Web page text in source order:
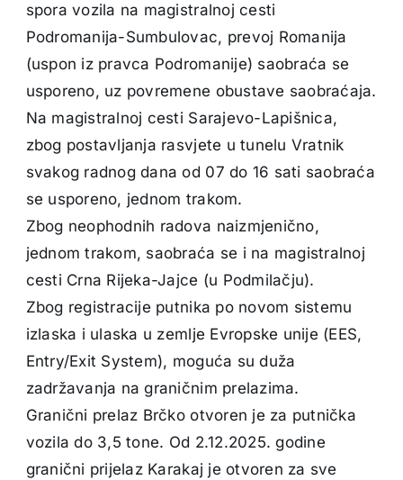
spora vozila na magistralnoj cesti
Podromanija-Sumbulovac, prevoj Romanija
(uspon iz pravca Podromanije) saobraća se
usporeno, uz povremene obustave saobraćaja.
Na magistralnoj cesti Sarajevo-Lapišnica,
zbog postavljanja rasvjete u tunelu Vratnik
svakog radnog dana od 07 do 16 sati saobraća
se usporeno, jednom trakom.
Zbog neophodnih radova naizmjenično,
jednom trakom, saobraća se i na magistralnoj
cesti Crna Rijeka-Jajce (u Podmilačju).
Zbog registracije putnika po novom sistemu
izlaska i ulaska u zemlje Evropske unije (EES,
Entry/Exit System), moguća su duža
zadržavanja na graničnim prelazima.
Granični prelaz Brčko otvoren je za putnička
vozila do 3,5 tone. Od 2.12.2025. godine
granični prijelaz Karakaj je otvoren za sve